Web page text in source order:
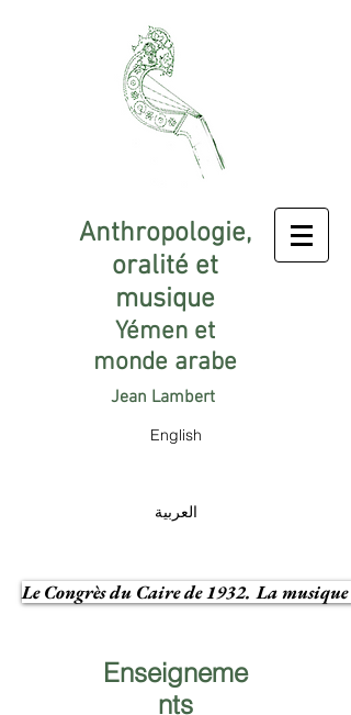
Anthropologie,
oralité et
musique
Yémen et
monde arabe
Jean Lambert
English
العربية
Le Congrès du Caire de 1932. La
Enseigneme
nts